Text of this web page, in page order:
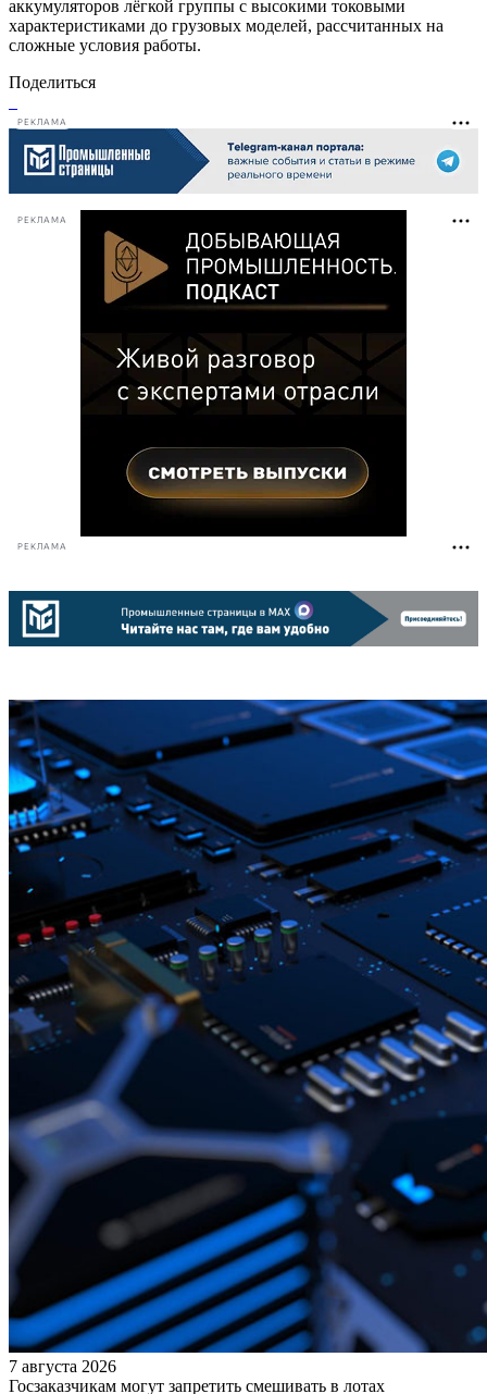
аккумуляторов лёгкой группы с высокими токовыми
характеристиками до грузовых моделей, рассчитанных на
сложные условия работы.
Поделиться
РЕКЛАМА
РЕКЛАМА
РЕКЛАМА
7 августа 2026
Госзаказчикам могут запретить смешивать в лотах